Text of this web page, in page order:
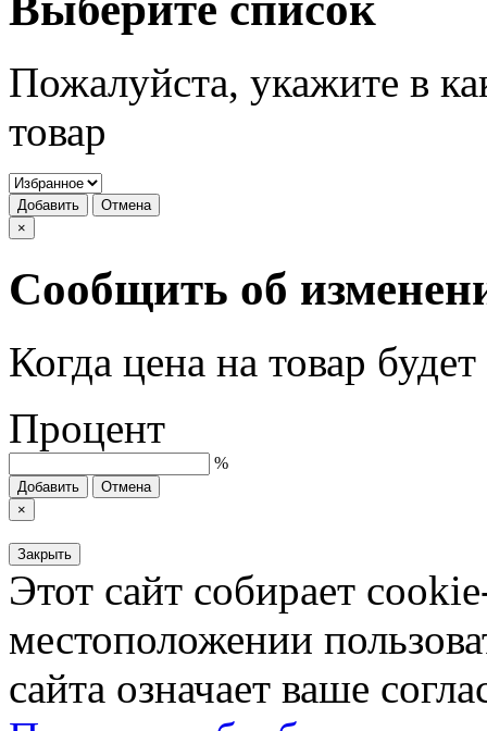
Пожалуйста, укажите в
товар
Добавить
Отмена
×
Сообщить об
Когда цена на товар
Процент
%
Добавить
Отмена
×
Закрыть
Этот сайт собирает
местоположении
сайта означает ваше